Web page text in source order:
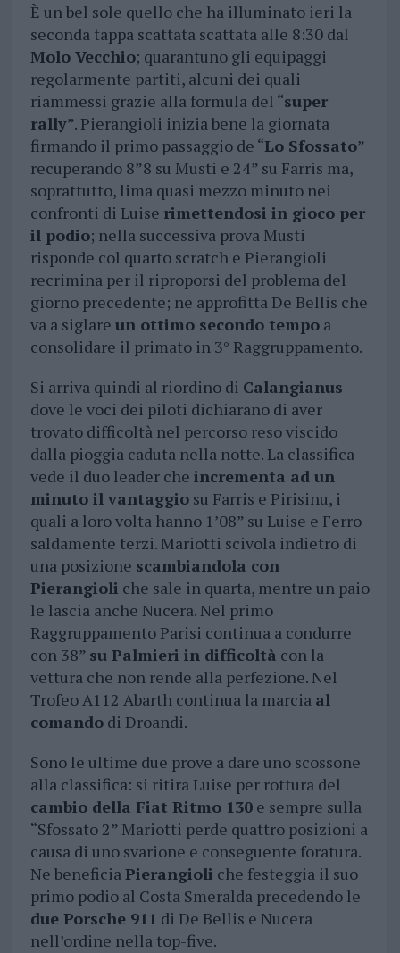
È un bel sole quello che ha illuminato ieri la
seconda tappa scattata scattata alle 8:30 dal
Molo Vecchio; quarantuno gli equipaggi
regolarmente partiti, alcuni dei quali
riammessi grazie alla formula del “super
rally”. Pierangioli inizia bene la giornata
firmando il primo passaggio de “Lo Sfossato”
recuperando 8”8 su Musti e 24” su Farris ma,
soprattutto, lima quasi mezzo minuto nei
confronti di Luise rimettendosi in gioco per
il podio; nella successiva prova Musti
risponde col quarto scratch e Pierangioli
recrimina per il riproporsi del problema del
giorno precedente; ne approfitta De Bellis che
va a siglare un ottimo secondo tempoa
consolidare il primato in 3° Raggruppamento.
Si arriva quindi al riordino di Calangianus
dove le voci dei piloti dichiarano di aver
trovato difficoltà nel percorso reso viscido
dalla pioggia caduta nella notte. La classifica
vede il duo leader che incrementa ad un
minuto il vantaggiosu Farris e Pirisinu, i
quali a loro volta hanno 1’08” su Luise e Ferro
saldamente terzi. Mariotti scivola indietro di
una posizione scambiandola con
Pierangioli che sale in quarta, mentre un paio
le lascia anche Nucera. Nel primo
Raggruppamento Parisi continua a condurre
con 38” su Palmieri in difficoltà con la
vettura che non rende alla perfezione. Nel
Trofeo A112 Abarth continua la marcia al
comandodi Droandi.
Sono le ultime due prove a dare uno scossone
alla classifica: si ritira Luise per rottura del
cambio della Fiat Ritmo 130e sempre sulla
“Sfossato 2” Mariotti perde quattro posizioni a
causa di uno svarione e conseguente foratura.
Ne beneficiaPierangioli che festeggia il suo
primo podio al Costa Smeralda precedendo le
due Porsche 911 di De Bellis e Nucera
nell’ordine nella top-five.